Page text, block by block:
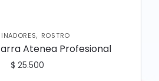
, ROSTRO
Atenea Profesional
$ 25.500